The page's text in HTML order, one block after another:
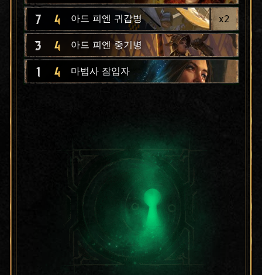
7 4 아드 피엔 귀갑병 x2
3 4 아드 피엔 중기병
1 4 마법사 잠입자